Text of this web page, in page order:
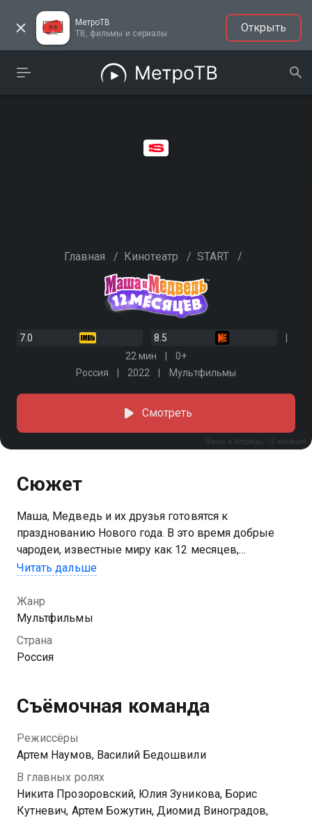
МетроТВ
ТВ, фильмы и сериалы
Открыть
Главная / Кинотеатр / START /
7.0
8.5
22 мин
0+
Россия
2022 Мультфильмы
Маша и Медведь: 12 месяцев
Смотреть
Сюжет
Маша, Медведь и их друзья готовятся к
празднованию Нового года. В это время добрые
чародеи, известные миру как 12 месяцев,
собираются чтобы зарядить своей силой
Кажется, что этим двум историям не суждено
пересечься. Однако все идет не по плану, когда
девочка случайно знакомится с Январем, самым
младшим из волшебников.
Читать дальше
Жанр
Мультфильмы
Страна
Россия
Съёмочная команда
Режиссёры
Артем Наумов, Василий Бедошвили
В главных ролях
Никита Прозоровский, Юлия Зуникова, Борис
Кутневич, Артем Божутин, Диомид Виноградов,